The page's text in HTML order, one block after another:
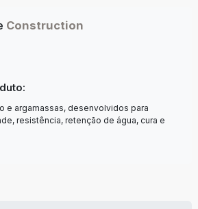
Construction
e argamassas, desenvolvidos para
resistência, retenção de água, cura e